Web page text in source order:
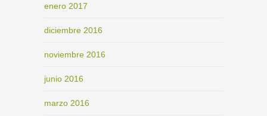
enero 2017
diciembre 2016
noviembre 2016
junio 2016
marzo 2016